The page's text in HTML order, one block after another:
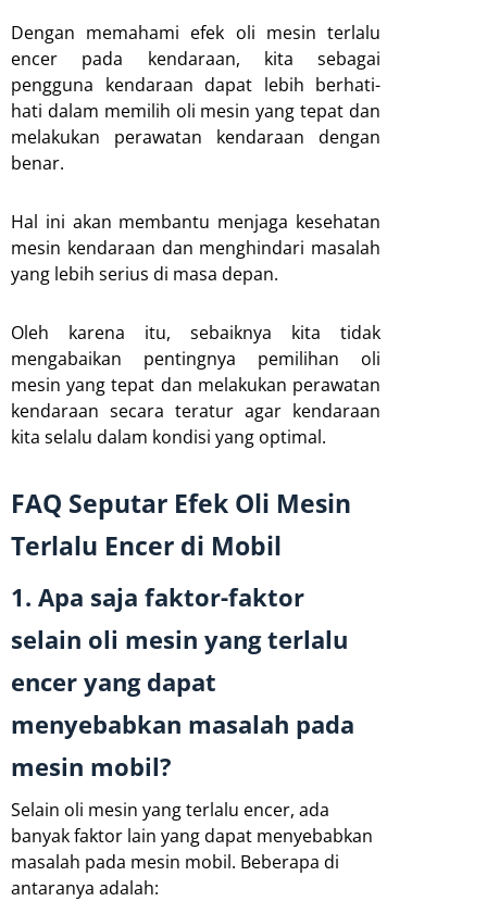
Dengan memahami efek oli mesin terlalu
encer pada kendaraan, kita sebagai
pengguna kendaraan dapat lebih berhati-
hati dalam memilih oli mesin yang tepat dan
melakukan perawatan kendaraan dengan
benar.
Hal ini akan membantu menjaga kesehatan
mesin kendaraan dan menghindari masalah
yang lebih serius di masa depan.
Oleh karena itu, sebaiknya kita tidak
mengabaikan pentingnya pemilihan oli
mesin yang tepat dan melakukan perawatan
kendaraan secara teratur agar kendaraan
kita selalu dalam kondisi yang optimal.
FAQ Seputar Efek Oli Mesin
Terlalu Encer di Mobil
1. Apa saja faktor-faktor
selain oli mesin yang terlalu
encer yang dapat
menyebabkan masalah pada
mesin mobil?
Selain oli mesin yang terlalu encer, ada
banyak faktor lain yang dapat menyebabkan
masalah pada mesin mobil. Beberapa di
antaranya adalah: